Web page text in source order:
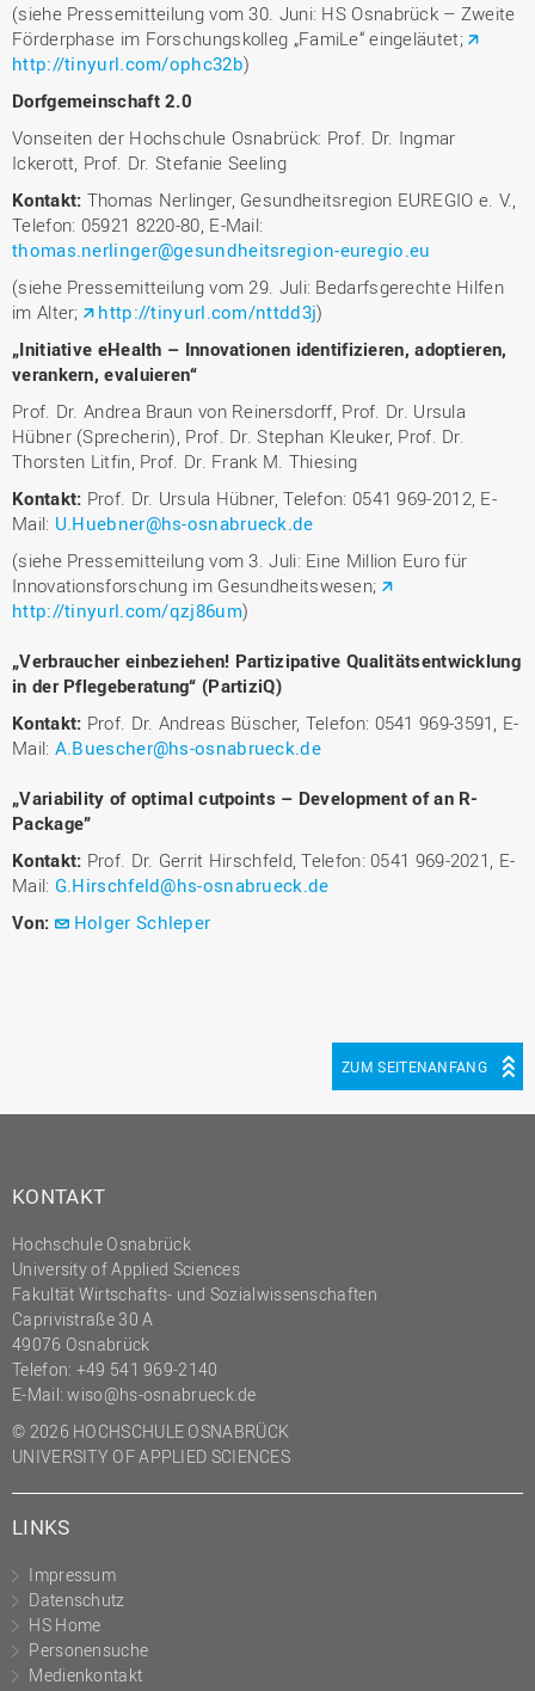
(siehe Pressemitteilung vom 30. Juni: HS Osnabrück – Zweite
Förderphase im Forschungskolleg „FamiLe“ eingeläutet;
http://tinyurl.com/ophc32b)
Dorfgemeinschaft 2.0
Vonseiten der Hochschule Osnabrück: Prof. Dr. Ingmar
Ickerott, Prof. Dr. Stefanie Seeling
Kontakt: Thomas Nerlinger, Gesundheitsregion EUREGIO e. V.,
Telefon: 05921 8220-80, E-Mail:
thomas.nerlinger@gesundheitsregion-euregio.eu
(siehe Pressemitteilung vom 29. Juli: Bedarfsgerechte Hilfen
im Alter;
http://tinyurl.com/nttdd3j)
„Initiative eHealth – Innovationen identifizieren, adoptieren,
verankern, evaluieren“
Prof. Dr. Andrea Braun von Reinersdorff, Prof. Dr. Ursula
Hübner (Sprecherin), Prof. Dr. Stephan Kleuker, Prof. Dr.
Thorsten Litfin, Prof. Dr. Frank M. Thiesing
Kontakt: Prof. Dr. Ursula Hübner, Telefon: 0541 969-2012, E-
Mail: U.Huebner@hs-osnabrueck.de
(siehe Pressemitteilung vom 3. Juli: Eine Million Euro für
Innovationsforschung im Gesundheitswesen;
http://tinyurl.com/qzj86um)
„Verbraucher einbeziehen! Partizipative Qualitätsentwicklung
in der Pflegeberatung“ (PartiziQ)
Kontakt: Prof. Dr. Andreas Büscher, Telefon: 0541 969-3591, E-
Mail: A.Buescher@hs-osnabrueck.de
„Variability of optimal cutpoints – Development of an R-
Package”
Kontakt: Prof. Dr. Gerrit Hirschfeld, Telefon: 0541 969-2021, E-
Mail: G.Hirschfeld@hs-osnabrueck.de
Von:
Holger Schleper
ZUM SEITENANFANG
KONTAKT
Hochschule Osnabrück
University of Applied Sciences
Fakultät Wirtschafts- und Sozialwissenschaften
Caprivistraße 30 A
49076 Osnabrück
Telefon: +49 541 969-2140
E-Mail:wiso@hs-osnabrueck.de
© 2026 HOCHSCHULE OSNABRÜCK
UNIVERSITY OF APPLIED SCIENCES
LINKS
Impressum
Datenschutz
HS Home
Personensuche
Medienkontakt